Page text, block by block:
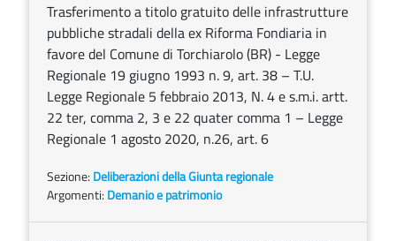
Trasferimento a titolo gratuito delle infrastrutture
pubbliche stradali della ex Riforma Fondiaria in
favore del Comune di Torchiarolo (BR) - Legge
Regionale 19 giugno 1993 n. 9, art. 38 – T.U.
Legge Regionale 5 febbraio 2013, N. 4 e s.m.i. artt.
22 ter, comma 2, 3 e 22 quater comma 1 – Legge
Regionale 1 agosto 2020, n.26, art. 6
Sezione: Deliberazioni della Giunta regionale
Argomenti: Demanio e patrimonio